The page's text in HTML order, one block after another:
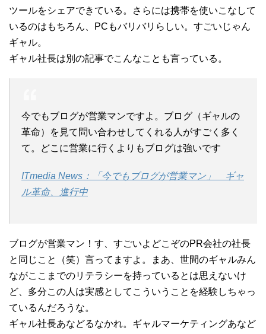
ツールをシェアできている。さらには携帯を使いこなして
いるのはもちろん、PCもバリバリらしい。すごいじゃん
ギャル。
ギャル社長は別の記事でこんなことも言っている。
今でもブログが営業マンですよ。ブログ（ギャルの
革命）を見て問い合わせしてくれる人がすごく多く
て。どこに営業に行くよりもブログは強いです
ITmedia News：「今でもブログが営業マン」 ギャ
ル革命、進行中
ブログが営業マン！す、すごいよどこぞのPR会社の社長
と同じこと（笑）言ってますよ。まあ、世間のギャルみん
ながここまでのリテラシーを持っているとは思えないけ
ど、多分この人は実感としてこういうことを経験しちゃっ
ているんだろうな。
ギャル社長あなどるなかれ。ギャルマーケティングあなど